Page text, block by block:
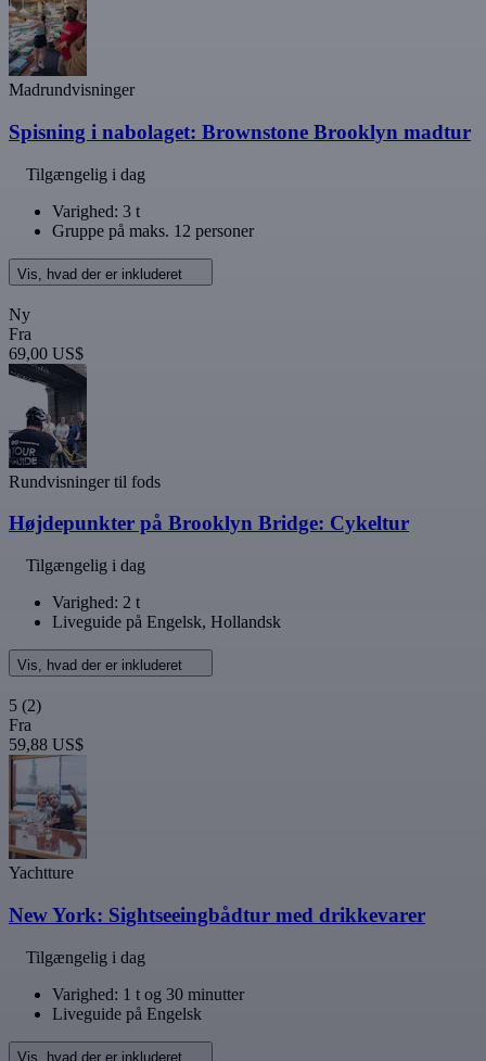
Madrundvisninger
Spisning i nabolaget: Brownstone Brooklyn madtur
Tilgængelig i dag
Varighed: 3 t
Gruppe på maks. 12 personer
Vis, hvad der er inkluderet
Ny
Fra
69,00 US$
Rundvisninger til fods
Højdepunkter på Brooklyn Bridge: Cykeltur
Tilgængelig i dag
Varighed: 2 t
Liveguide på Engelsk, Hollandsk
Vis, hvad der er inkluderet
5 (2)
Fra
59,88 US$
Yachtture
New York: Sightseeingbådtur med drikkevarer
Tilgængelig i dag
Varighed: 1 t og 30 minutter
Liveguide på Engelsk
Vis, hvad der er inkluderet